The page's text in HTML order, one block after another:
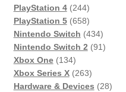
PlayStation 4 244244
個
の
商
PlayStation 5 658658
個
の
品
Nintendo Switch 434434
個
品
Nintendo Switch 2 9191
商
Xbox One 134134
個
の
Xbox Series X 263263
個
Hardware & Devices 2828